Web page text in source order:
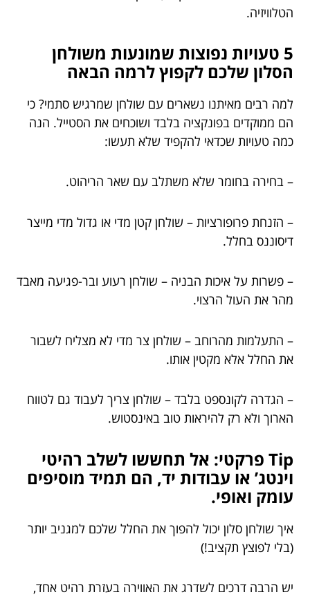
הטלוויזיה.
5 טעויות נפוצות שמונעות משולחן
הסלון שלכם לקפוץ לרמה הבאה
למה רבים מאיתנו נשארים עם שולחן שמרגיש סתמי? כי
הם ממוקדים בפונקציה בלבד ושוכחים את הסטייל. הנה
כמה טעויות שכדאי להקפיד שלא תעשו:
– בחירה בחומר שלא משתלב עם שאר הריהוט.
– הזנחת פרופורציות – שולחן קטן מדי או גדול מדי מייצר
דיסוננס בחלל.
– פשרות על איכות הבניה – שולחן רעוע ובר-פגיעה מאבד
מהר את העול הרצוי.
– התעלמות מהרוחב – שולחן צר מדי לא מצליח לשבור
את החלל אלא מקטין אותו.
– הגדרה לקונספט בלבד – שולחן צריך לעבוד גם לטווח
הארוך ולא רק להיראות טוב באינסטוש.
Tip פרקטי: אל תחששו לשלב רהיטי
וינטג’ או עבודות יד, הם תמיד מוסיפים
עומק ואופי.
איך שולחן סלון יכול להפוך את החלל שלכם למגניב יותר
(בלי לפוצץ תקציב!)
יש הרבה דרכים לשדרג את האווירה בעזרת רהיט אחד,